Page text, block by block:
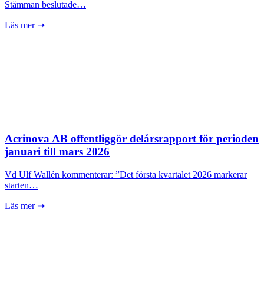
Stämman beslutade…
Läs mer ➝
Acrinova AB offentliggör delårsrapport för perioden
januari till mars 2026
Vd Ulf Wallén kommenterar: ”Det första kvartalet 2026 markerar
starten…
Läs mer ➝